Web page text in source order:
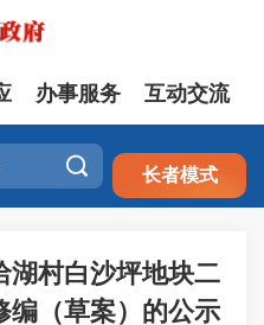
注册 登录
办事服务 互动交流
 长者模式
湖村白沙坪地块二
编（草案）的公示